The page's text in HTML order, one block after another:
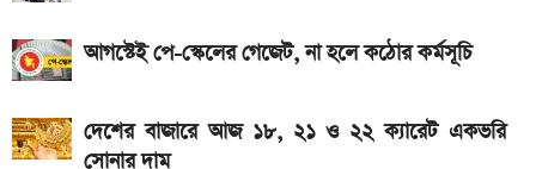
আগস্টেই পে-স্কেলের গেজেট, না হলে কঠোর কর্মসূচি
দেশের বাজারে আজ ১৮, ২১ ও ২২ ক্যারেট একভরি
সোনার দাম